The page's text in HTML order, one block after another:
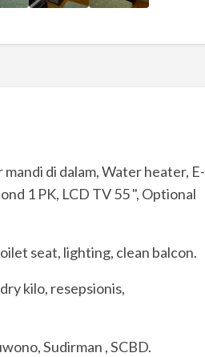
di dalam, Water heater, E-
1 PK, LCD TV 55 ", Optional
seat, lighting, clean balcon.
kilo, resepsionis,
Sudirman , SCBD.